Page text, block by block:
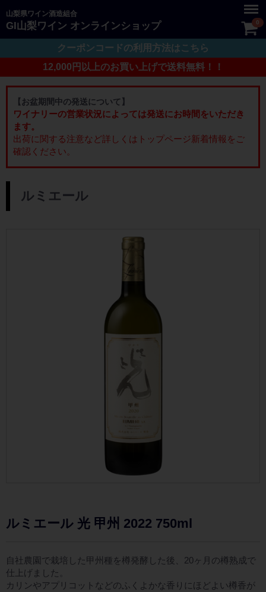
山梨県ワイン酒造組合
GI山梨ワイン オンラインショップ 0
クーポンコードの利用方法はこちら
12,000円以上のお買い上げで送料無料！！
Menu
【お盆期間中の発送について】
ワイナリーの営業状況によっては発送にお時間をいただき
ます。
出荷に関する注意など詳しくはトップページ新着情報をご
確認ください。
： ルミエール
ルミエール 光 甲州 2022 750ml
自社農園で栽培した甲州種を樽発酵した後、20ヶ月の樽熟成で
仕上げました。
カリンやアプリコットなどのふくよかな香りにほどよい樽香が